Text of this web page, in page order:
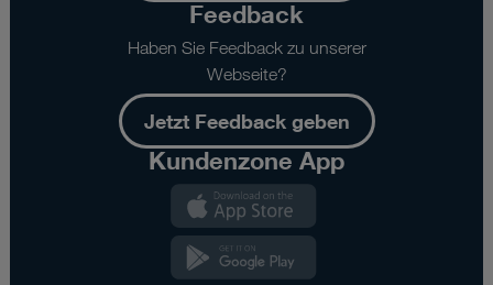
Feedback
Haben Sie Feedback zu unserer
Webseite?
Jetzt Feedback geben
Kundenzone App